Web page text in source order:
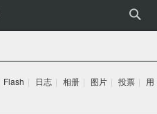
Flash | 日志 | 相册 | 图片 | 投票 | 用